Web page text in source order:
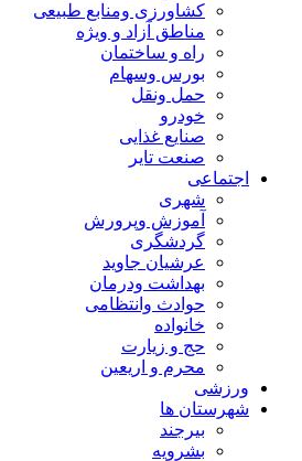
کشاورزی ومنابع طبیعی
مناطق آزاد و ویژه
راه و ساختمان
بورس وسهام
حمل ونقل
خودرو
صنایع غذایی
صنعت تایر
اجتماعی
شهری
آموزش وپرورش
گردشگری
عرشیان جاوید
بهداشت ودرمان
حوادث وانتظامی
خانواده
حج و زیارت
محرم و اریعین
ورزشی
شهرستان ها
بیرجند
بشرویه